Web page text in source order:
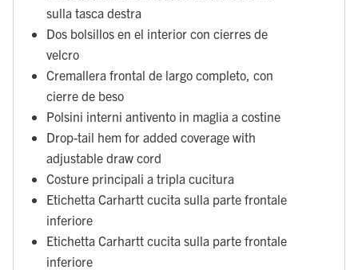
sulla tasca destra
Dos bolsillos en el interior con cierres de
velcro
Cremallera frontal de largo completo, con
cierre de beso
Polsini interni antivento in maglia a costine
Drop-tail hem for added coverage with
adjustable draw cord
Costure principali a tripla cucitura
Etichetta Carhartt cucita sulla parte frontale
inferiore
Etichetta Carhartt cucita sulla parte frontale
inferiore